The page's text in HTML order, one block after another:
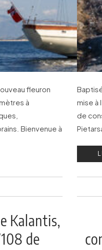
fleuron
à
Bienvenue à
mise à
de
Kalantis,
de